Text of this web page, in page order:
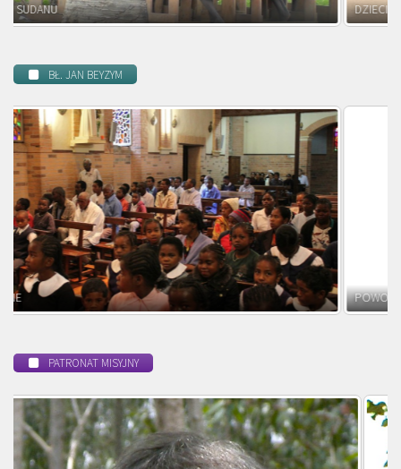
DZIECI ZAMBII
BŁ. JAN BEYZYM
POWOŁANIE MISYJNE
PATRONAT MISYJNY